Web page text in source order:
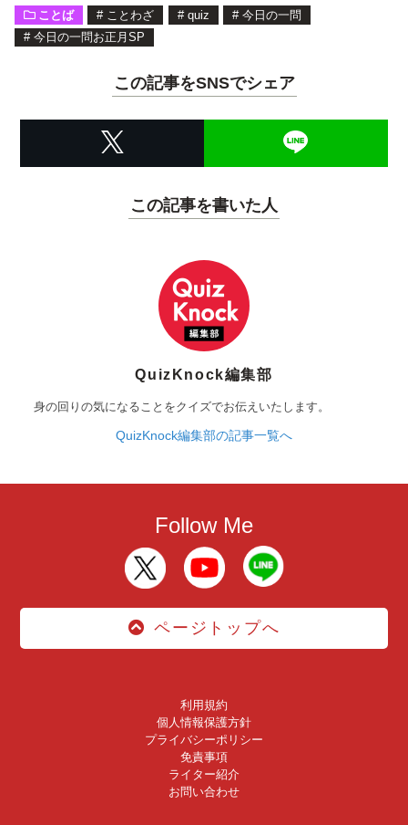
ことば # ことわざ # quiz # 今日の一問
# 今日の一問お正月SP
この記事をSNSでシェア
この記事を書いた人
QuizKnock編集部
身の回りの気になることをクイズでお伝えいたします。
QuizKnock編集部の記事一覧へ
Follow Me
ページトップへ
利用規約
個人情報保護方針
プライバシーポリシー
免責事項
ライター紹介
お問い合わせ